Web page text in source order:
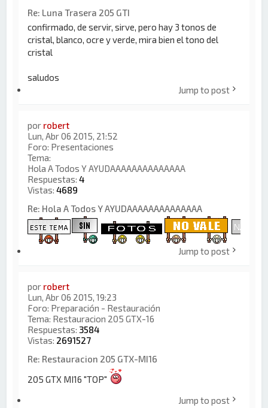
Re: Luna Trasera 205 GTI
confirmado, de servir, sirve, pero hay 3 tonos de
cristal, blanco, ocre y verde, mira bien el tono del
cristal
saludos
Jump to post
por robert
Lun, Abr 06 2015, 21:52
Foro: Presentaciones
Tema:
Hola A Todos Y AYUDAAAAAAAAAAAAAA
Respuestas:4
Vistas:4689
Re: Hola A Todos Y AYUDAAAAAAAAAAAAAA
Jump to post
por robert
Lun, Abr 06 2015, 19:23
Foro: Preparación - Restauración
Tema: Restauracion 205 GTX-16
Respuestas: 3584
Vistas: 2691527
Re: Restauracion 205 GTX-MI16
205 GTX MI16 "TOP"
Jump to post